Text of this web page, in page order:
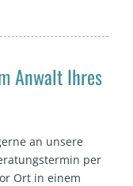
Anwalt Ihres
an unsere
per
Ort in einem